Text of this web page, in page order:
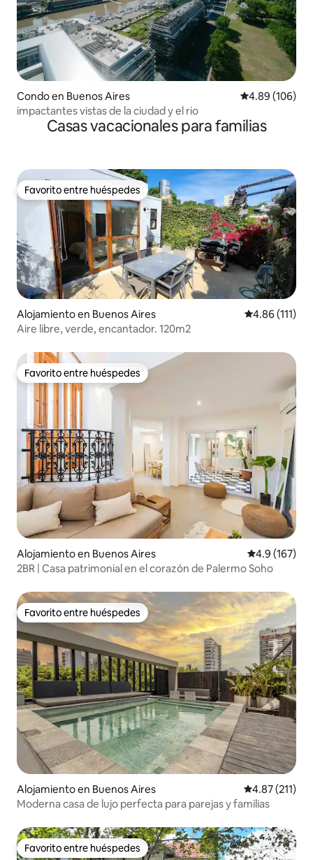
Condo en Buenos Aires Calificación
4.89 (106)
impactantes vistas de la ciudad y el rio
Casas vacacionales para familias
Favorito entre huéspedes
Favorito entre huéspedes
Alojamiento en Buenos Aires Calificación
4.86 (111)
Aire libre, verde, encantador. 120m2
Favorito entre huéspedes
Favorito entre huéspedes
Alojamiento en Buenos Aires Calificación
4.9 (167)
2BR | Casa patrimonial en el corazón de Palermo Soho
Favorito entre huéspedes
Favorito entre huéspedes
Alojamiento en Buenos Aires Calificación
4.87 (211)
Moderna casa de lujo perfecta para parejas y familias
Favorito entre huéspedes
Favorito entre huéspedes